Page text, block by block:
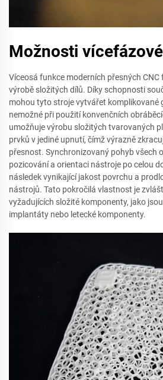
Možnosti
Víceosá funkce moderních přesných CNC
výrobě složitých dílů. Díky schopnosti
mohou tyto stroje vytvářet komplikované
nemožné při použití konvenčních
umožňuje výrobu složitých tvarovaných
prvků v jediné upnutí, čímž výrazně
přesnost. Synchronizovaný pohyb všech
pozicování a orientaci nástroje po celou
následek vynikající jakost povrchu a
nástrojů. Tato pokročilá vlastnost je
vyžadujících složité komponenty, jako
implantáty nebo letecké komponenty.